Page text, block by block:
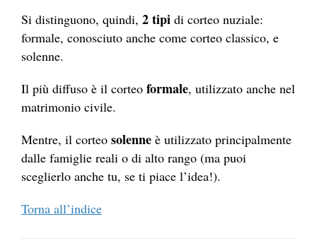
Si distinguono, quindi, 2 tipi di corteo nuziale:
formale, conosciuto anche come corteo classico, e
solenne.
Il più diffuso è il corteo formale, utilizzato anche nel
matrimonio civile.
Mentre, il corteo solenne è utilizzato principalmente
dalle famiglie reali o di alto rango (ma puoi
sceglierlo anche tu, se ti piace l’idea!).
Torna all’indice